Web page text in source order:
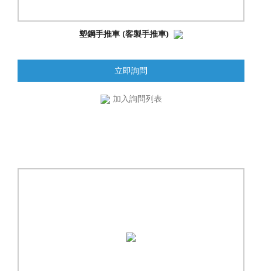
塑鋼手推車 (客製手推車)
立即詢問
加入詢問列表